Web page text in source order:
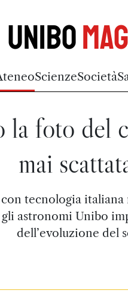
Unibo
ScienzeSocietà
la foto del
mai
tecnologia
astronomi Unibo
dell’evoluzione del